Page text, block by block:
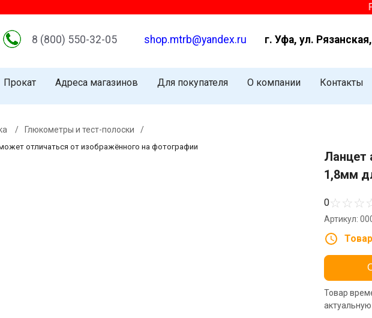
8 (800) 550-32-05 shop.mtrb@yandex.ru г. Уфа, ул.
Прокат Адреса магазинов Для покупателя О компании Контакты
/ Глюкометры и тест-полоски /
отличаться от изображённого на фотографии
Ланцет
1,8мм
0☆☆☆
Артикул:
Товар
актуальную